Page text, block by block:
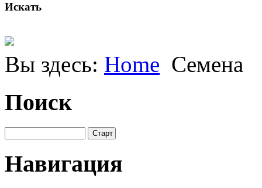
Искать
Вы здесь: Home Семена
Поиск
Навигация